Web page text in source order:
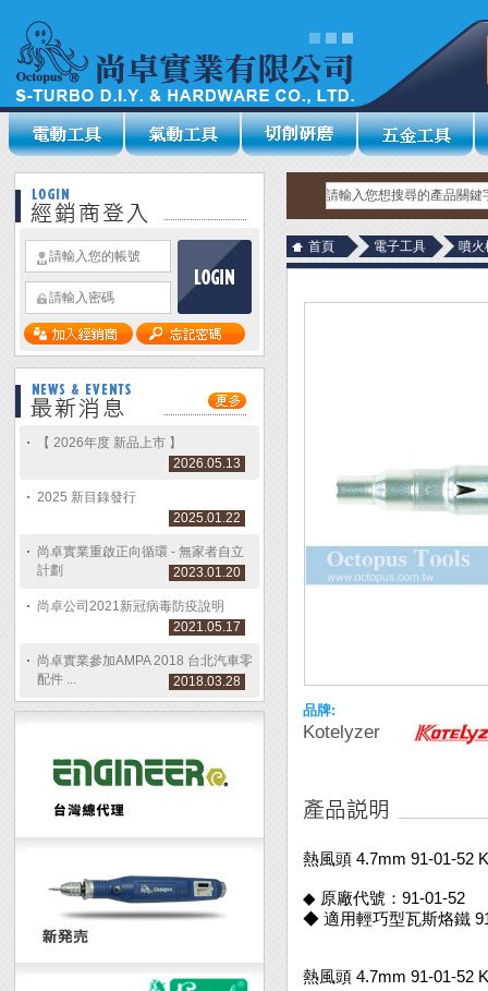
【 2026年度 新品上市 】
2026.05.13
2025 新目錄發行
2025.01.22
尚卓實業重啟正向循環 - 無家者自立
計劃
2023.01.20
尚卓公司2021新冠病毒防疫說明
2021.05.17
尚卓實業參加AMPA 2018 台北汽車零
配件 ...
2018.03.28
首頁 電子工具 噴火
品牌:
Kotelyzer
熱風頭 4.7mm 91-01-52
◆ 原廠代號：91-01-52
◆ 適用輕巧型瓦斯烙鐵
熱風頭 4.7mm 91-01-52